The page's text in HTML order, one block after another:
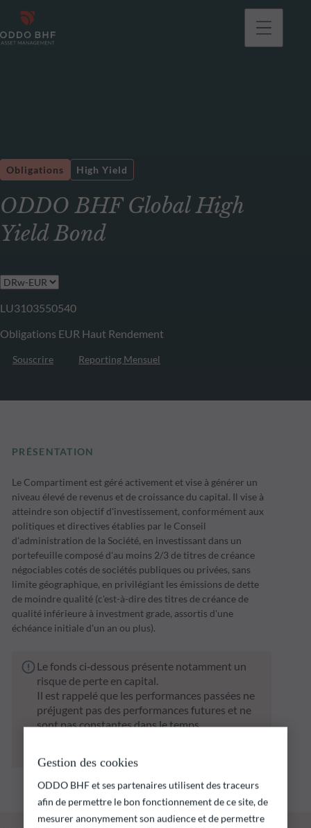
ODDO BHF Global High
Yield Bond
Obligations High Yield
LU3103550540
Obligations EUR Haut Rendement
Souscrire Reporting Mensuel
PRÉSENTATION
Le Compartiment est géré activement et vise à générer un
niveau élevé de revenus et de croissance du capital. Il vise à
atteindre son objectif d'investissement, conformément aux
politiques et directives établies par le Conseil
d'administration de la Société, en investissant dans un
portefeuille composé d'au moins 2/3 de titres de créance
négociables cotés de sociétés publiques ou privées, sans
limite géographique, en privilégiant les émissions de dette
de moindre qualité (c'est-à-dire des titres de créance de
qualité inférieure à investment grade, assortis d'une
échéance initiale d'un an ou plus).
Le fonds ci‑dessous présente notamment un
risque de perte en capital.
Il est rappelé que les performances passées ne
préjugent pas des performances futures et ne
sont pas constantes dans le temps.
Gestion des cookies
ODDO BHF et ses partenaires utilisent des traceurs
afin de permettre le bon fonctionnement de ce site, de
mesurer anonymement son audience et de permettre